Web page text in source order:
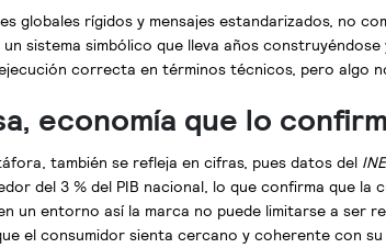
globales rígidos y mensajes estandarizados, no
sistema simbólico que lleva años
correcta en términos técnicos, pero algo
economía que lo
también se refleja en cifras, pues datos del
del 3 % del PIB nacional, lo que confirma que la
un entorno así la marca no puede limitarse a ser
el consumidor sienta cercano y coherente con su